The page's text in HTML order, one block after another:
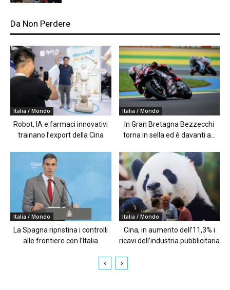
Da Non Perdere
Italia / Mondo
Robot, IA e farmaci innovativi
trainano l’export della Cina
Italia / Mondo
In Gran Bretagna Bezzecchi
torna in sella ed è davanti a...
Italia / Mondo
La Spagna ripristina i controlli
alle frontiere con l’Italia
Italia / Mondo
Cina, in aumento dell’11,3% i
ricavi dell’industria pubblicitaria